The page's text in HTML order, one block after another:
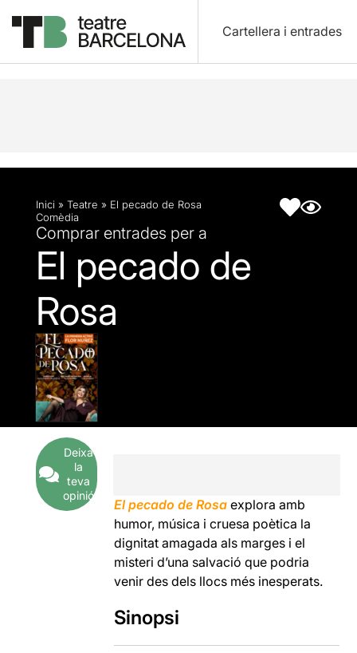
Cartellera i entrades
Descripció Fitxa artística
Inici » Teatre » El pecado de Rosa
Comèdia
Comprar entrades per a
El pecado de
Rosa
Deixa
la
teva
opinió
El pecado de Rosa explora amb
humor, música i cruesa poètica la
dignitat amagada als marges i el
misteri d’una salvació que podria
venir des dels llocs més inesperats.
Sinopsi